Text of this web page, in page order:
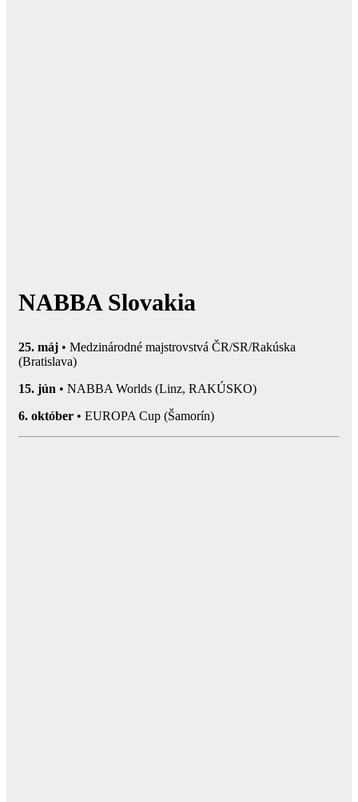
NABBA Slovakia
25. máj • Medzinárodné majstrovstvá ČR/SR/Rakúska
(Bratislava)
15. jún • NABBA Worlds (Linz, RAKÚSKO)
6. október • EUROPA Cup (Šamorín)